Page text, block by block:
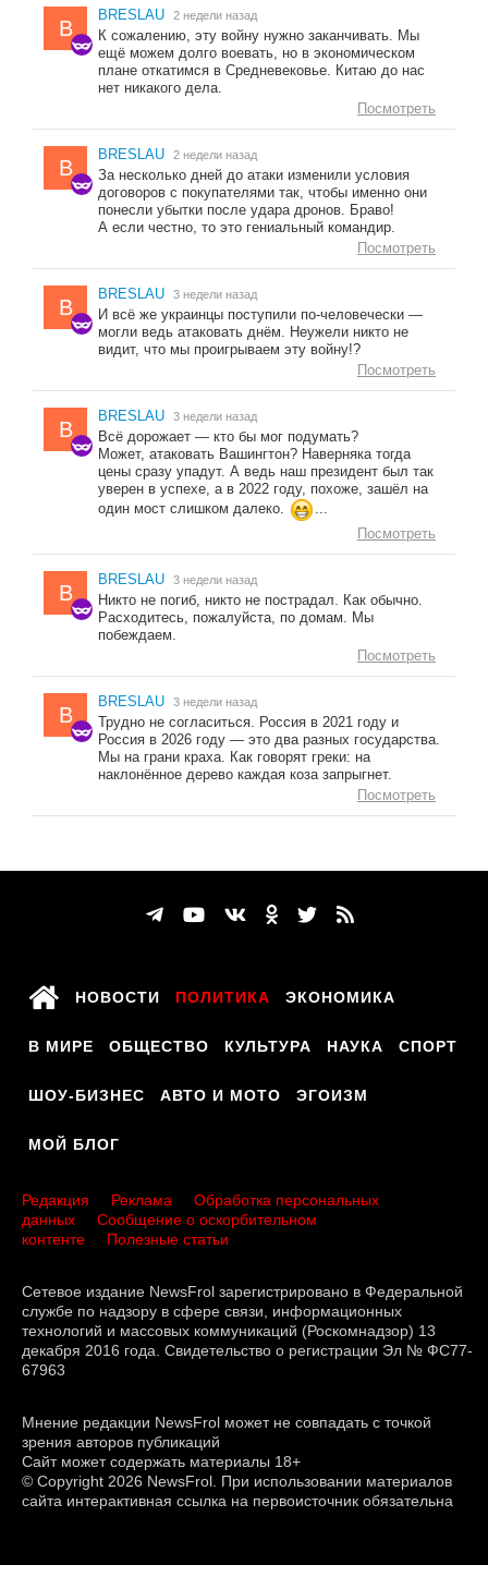
B
BRESLAU 2 недели назад
К сожалению, эту войну нужно заканчивать. Мы
ещё можем долго воевать, но в экономическом
плане откатимся в Средневековье. Китаю до нас
нет никакого дела.
Посмотреть
B
BRESLAU 2 недели назад
За несколько дней до атаки изменили условия
договоров с покупателями так, чтобы именно они
понесли убытки после удара дронов. Браво!
А если честно, то это гениальный командир.
Посмотреть
B
BRESLAU 3 недели назад
И всё же украинцы поступили по-человечески —
могли ведь атаковать днём. Неужели никто не
видит, что мы проигрываем эту войну!?
Посмотреть
B
BRESLAU 3 недели назад
Всё дорожает — кто бы мог подумать?
Может, атаковать Вашингтон? Наверняка тогда
цены сразу упадут. А ведь наш президент был так
уверен в успехе, а в 2022 году, похоже, зашёл на
один мост слишком далеко.
...
Посмотреть
B
BRESLAU 3 недели назад
Никто не погиб, никто не пострадал. Как обычно.
Расходитесь, пожалуйста, по домам. Мы
побеждаем.
Посмотреть
B
BRESLAU 3 недели назад
Трудно не согласиться. Россия в 2021 году и
Россия в 2026 году — это два разных государства.
Мы на грани краха. Как говорят греки: на
наклонённое дерево каждая коза запрыгнет.
Посмотреть
НОВОСТИ ПОЛИТИКА ЭКОНОМИКА
В МИРЕ ОБЩЕСТВО КУЛЬТУРА НАУКА СПОРТ
ШОУ-БИЗНЕС АВТО И МОТО ЭГОИЗМ
МОЙ БЛОГ
Редакция Реклама
Обработка персональных
данных
Сообщение о оскорбительном
контенте
Полезные статьи
Сетевое издание NewsFrol зарегистрировано в Федеральной
службе по надзору в сфере связи, информационных
технологий и массовых коммуникаций (Роскомнадзор) 13
декабря 2016 года. Свидетельство о регистрации Эл № ФС77-
67963
Мнение редакции NewsFrol может не совпадать с точкой
зрения авторов публикаций
Сайт может содержать материалы 18+
© Copyright 2026 NewsFrol. При использовании материалов
сайта интерактивная ссылка на первоисточник обязательна